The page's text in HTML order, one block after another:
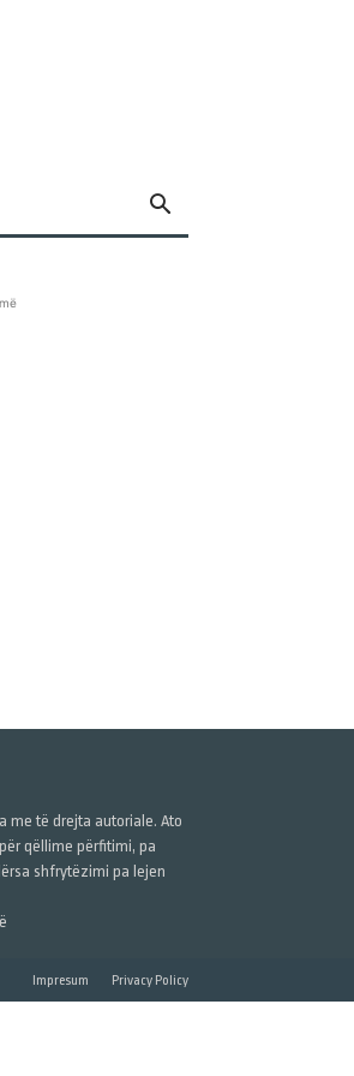
me të drejta autoriale. Ato
qëllime përfitimi, pa
shfrytëzimi pa lejen
Impresum Privacy Policy